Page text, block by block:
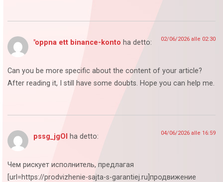
"oppna ett binance-konto ha detto: 02/06/2026 alle 02:30
Can you be more specific about the content of your article?
After reading it, I still have some doubts. Hope you can help me.
pssg_jgOl ha detto: 04/06/2026 alle 16:59
Чем рискует исполнитель, предлагая
[url=https://prodvizhenie-sajta-s-garantiej.ru]продвижение